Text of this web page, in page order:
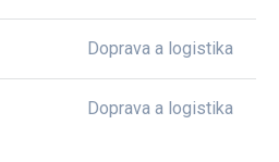
Doprava a logistika
Doprava a logistika